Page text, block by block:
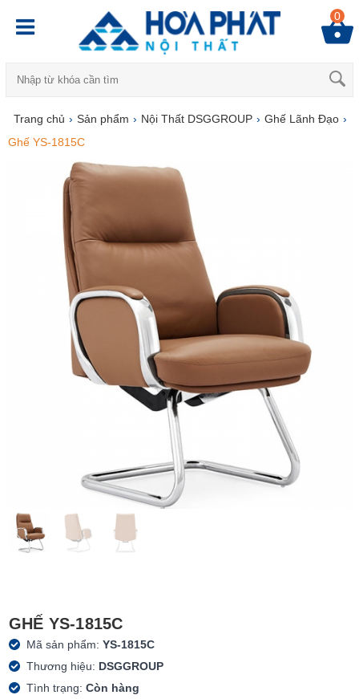
0
Trang chủ › Sản phẩm › Nội Thất DSGGROUP › Ghế Lãnh Đạo ›
Ghế YS-1815C
GHẾ YS-1815C
Mã sản phẩm:YS-1815C
Thương hiệu: DSGGROUP
Tình trạng:Còn hàng